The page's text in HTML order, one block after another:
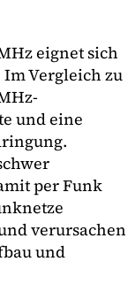
eignet sich
Vergleich zu
und eine
per Funk
verursachen
und